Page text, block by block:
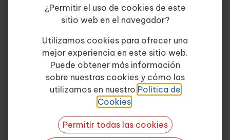
Unidad 2. Un comienzo inteligente: la gestión del
1. Inteligencia artificial y gestión del tiempo
2. Optimización avanzada de la gestión del tiempo
Unidad práctica 1. Gestión de la información
Unidad 3. Cronología de una eclosión
Quiero más info
¿Permitir el uso de cookies de este
sitio web en el navegador?
Utilizamos cookies para ofrecer una
mejor experiencia en este sitio web.
Puede obtener más información
sobre nuestras cookies y cómo las
utilizamos en nuestro Política de
Cookies.
Permitir todas las cookies